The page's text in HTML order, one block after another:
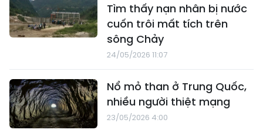
Tìm thấy nạn nhân bị nước
cuốn trôi mất tích trên
sông Chảy
24/05/2026 11:07
Nổ mỏ than ở Trung Quốc,
nhiều người thiệt mạng
23/05/2026 4:00